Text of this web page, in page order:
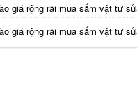
giá rộng rãi mua sắm vật tư
giá rộng rãi mua sắm vật tư